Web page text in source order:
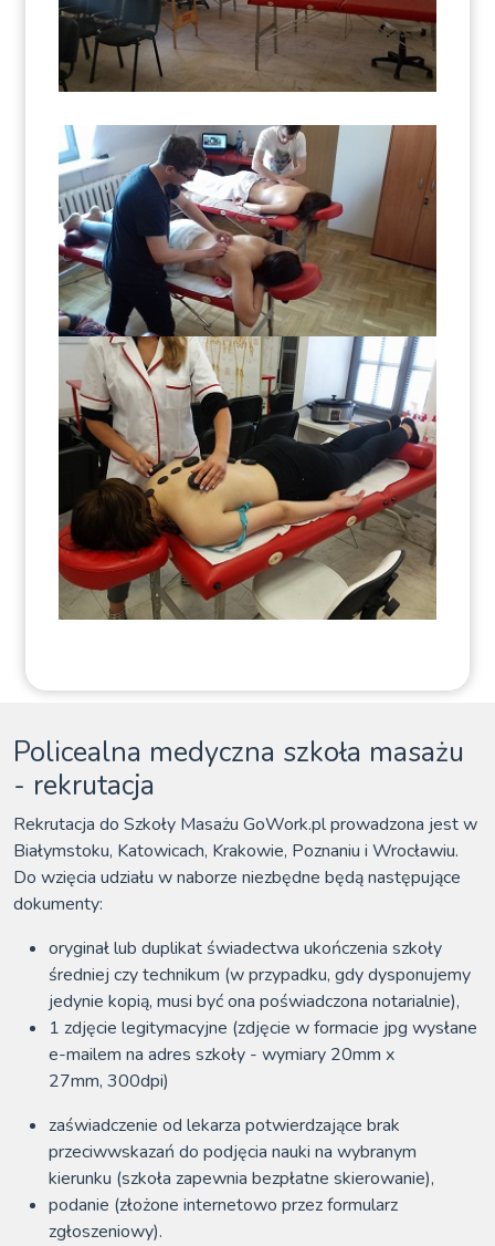
Policealna medyczna szkoła masażu
- rekrutacja
Rekrutacja do Szkoły Masażu GoWork.pl prowadzona jest w
Białymstoku, Katowicach, Krakowie, Poznaniu i Wrocławiu.
Do wzięcia udziału w naborze niezbędne będą następujące
dokumenty:
oryginał lub duplikat świadectwa ukończenia szkoły
średniej czy technikum (w przypadku, gdy dysponujemy
jedynie kopią, musi być ona poświadczona notarialnie),
1 zdjęcie legitymacyjne (zdjęcie w formacie jpg wysłane
e-mailem na adres szkoły - wymiary 20mm x
27mm, 300dpi)
zaświadczenie od lekarza potwierdzające brak
przeciwwskazań do podjęcia nauki na wybranym
kierunku (szkoła zapewnia bezpłatne skierowanie),
podanie (złożone internetowo przez formularz
zgłoszeniowy).